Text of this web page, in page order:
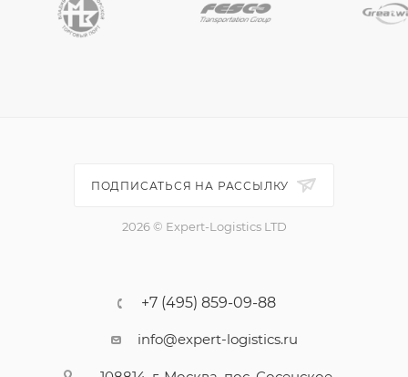
ПОДПИСАТЬСЯ НА РАССЫЛКУ
2026 © Expert-Logistics LTD
+7 (495) 859-09-88
info@expert-logistics.ru